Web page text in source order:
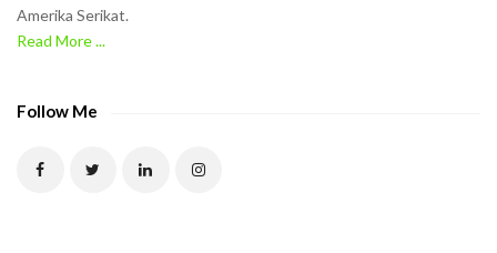
Amerika Serikat.
Read More ...
Follow Me